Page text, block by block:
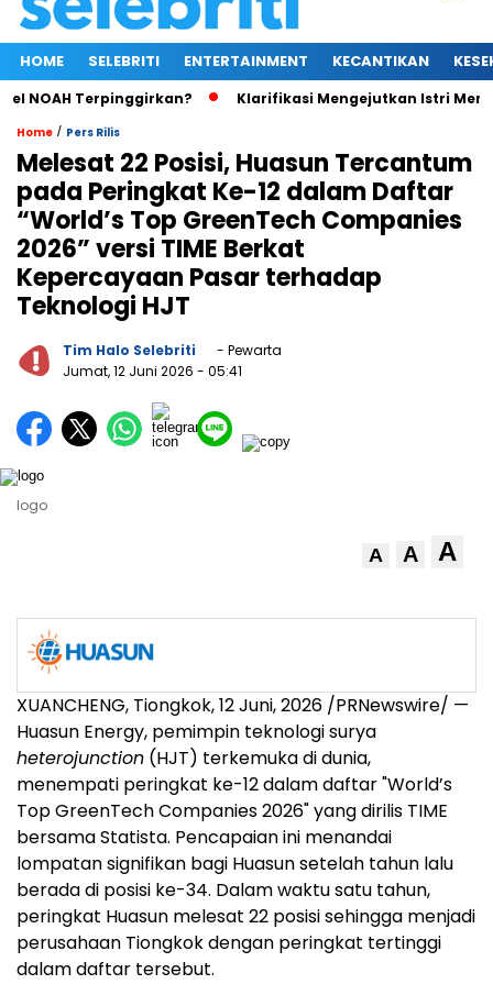
HOME SELEBRITI ENTERTAINMENT KECANTIKAN
Terpinggirkan? Klarifikasi Mengejutkan Istri Menteri
Home / Pers Rilis
Melesat 22 Posisi, Huasun Tercantum
pada Peringkat Ke-12 dalam Daftar
“World’s Top GreenTech Companies
2026” versi TIME Berkat
Kepercayaan Pasar terhadap
Teknologi HJT
Tim Halo Selebriti
- Pewarta
Jumat, 12 Juni 2026 - 05:41
logo
A A A
XUANCHENG, Tiongkok,12 Juni, 2026 /PRNewswire/ —
Huasun Energy, pemimpin teknologi surya
heterojunction (HJT) terkemuka di dunia,
menempati peringkat ke-12 dalam daftar "World’s
Top GreenTech Companies 2026" yang dirilis TIME
bersama Statista. Pencapaian ini menandai
lompatan signifikan bagi Huasun setelah tahun lalu
berada di posisi ke-34. Dalam waktu satu tahun,
peringkat Huasun melesat 22 posisi sehingga menjadi
perusahaan Tiongkok dengan peringkat tertinggi
dalam daftar tersebut.